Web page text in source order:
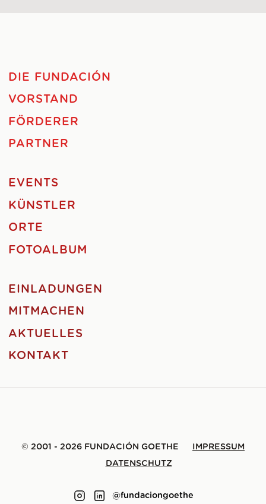
DIE FUNDACIÓN
VORSTAND
FÖRDERER
PARTNER
EVENTS
KÜNSTLER
ORTE
FOTOALBUM
EINLADUNGEN
MITMACHEN
AKTUELLES
KONTAKT
© 2001 - 2026 FUNDACIÓN GOETHE
IMPRESSUM
DATENSCHUTZ
@fundaciongoethe